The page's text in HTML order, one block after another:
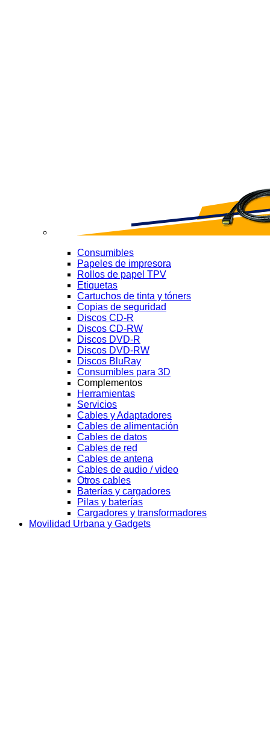
Consumibles
Papeles de impresora
Rollos de papel TPV
Etiquetas
Cartuchos de tinta y tóners
Copias de seguridad
Discos CD-R
Discos CD-RW
Discos DVD-R
Discos DVD-RW
Discos BluRay
Consumibles para 3D
Complementos
Herramientas
Servicios
Cables y Adaptadores
Cables de alimentación
Cables de datos
Cables de red
Cables de antena
Cables de audio / video
Otros cables
Baterías y cargadores
Pilas y baterías
Cargadores y transformadores
Movilidad Urbana y Gadgets